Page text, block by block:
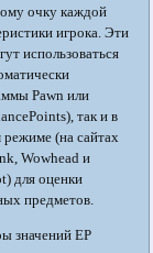
очку каждой
игрока. Эти
использоваться
Pawn или
так и в
(на сайтах
Wowhead и
для оценки
предметов.
значений EP